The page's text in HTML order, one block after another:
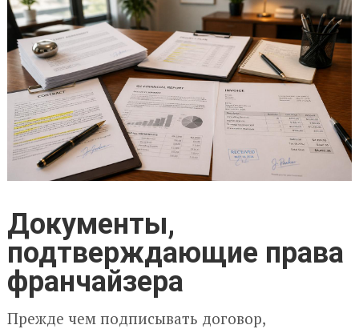
Документы,
подтверждающие права
франчайзера
Прежде чем подписывать договор,